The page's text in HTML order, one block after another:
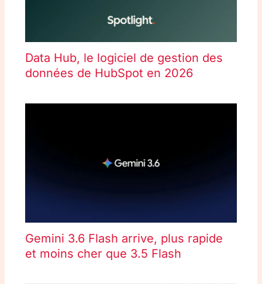
Data Hub, le logiciel de gestion des
données de HubSpot en 2026
Gemini 3.6 Flash arrive, plus rapide
et moins cher que 3.5 Flash